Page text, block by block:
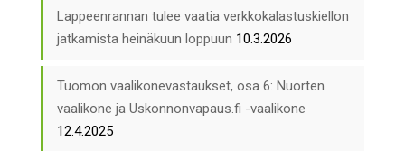
Lappeenrannan tulee vaatia verkkokalastuskiellon
jatkamista heinäkuun loppuun 10.3.2026
Tuomon vaalikonevastaukset, osa 6: Nuorten
vaalikone ja Uskonnonvapaus.fi -vaalikone
12.4.2025